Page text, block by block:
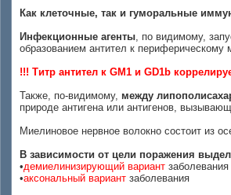
Как клеточные, так и гуморальные
Инфекционные агенты, по видимому,
образованием антител к
!!! Титр антител к GM1 и GD1b
Также, по-видимому, между
природе антигена или антигенов,
Миелиновое нервное волокно состоит из
В зависимости от цели поражения
•демиелинизирующий вариант
•аксональный вариант заболевания